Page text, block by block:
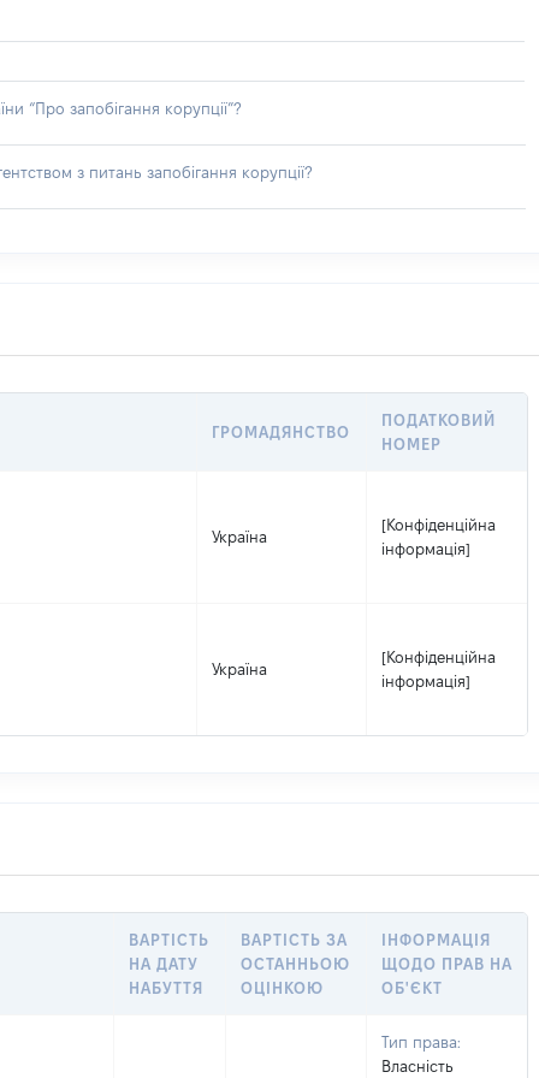
“Про запобігання корупції”?
з питань запобігання корупції?
ГРОМАДЯНСТВО
ПОДАТКОВИЙ
НОМЕР
Україна
[Конфіденційна
інформація]
Україна
[Конфіденційна
інформація]
ВАРТІСТЬ
НА ДАТУ
НАБУТТЯ
ВАРТІСТЬ ЗА
ОСТАННЬОЮ
ОЦІНКОЮ
ІНФОРМАЦІЯ
ЩОДО ПРАВ НА
ОБ'ЄКТ
Тип права:
Власність